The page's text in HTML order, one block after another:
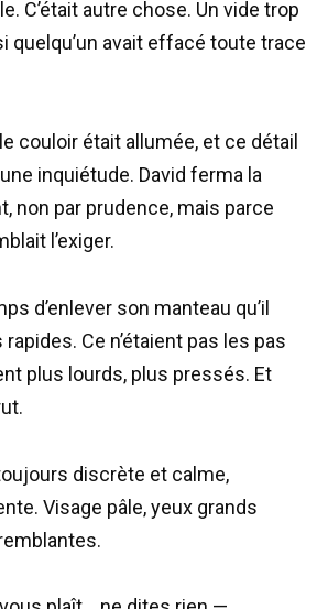
C’était autre chose. Un vide trop
quelqu’un avait effacé toute trace
couloir était allumée, et ce détail
inquiétude. David ferma la
non par prudence, mais parce
l’exiger.
d’enlever son manteau qu’il
Ce n’étaient pas les pas
plus lourds, plus pressés. Et
discrète et calme,
Visage pâle, yeux grands